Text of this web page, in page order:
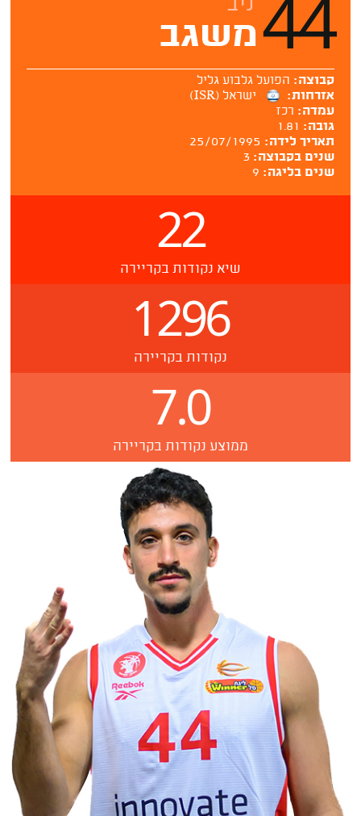
44 ניב
משגב
קבוצה: הפועל גלבוע גליל
אזרחות:
ישראל (ISR)
עמדה: רכז
גובה: 1.81
תאריך לידה: 25/07/1995
שנים בקבוצה: 3
שנים בליגה: 9
22
שיא נקודות בקריירה
1296
נקודות בקריירה
7.0
ממוצע נקודות בקריירה